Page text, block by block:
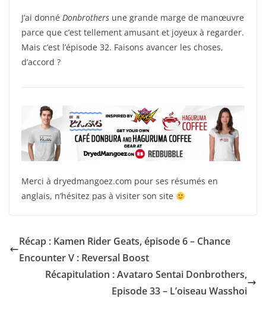
J’ai donné Donbrothers une grande marge de manœuvre
parce que c’est tellement amusant et joyeux à regarder.
Mais c’est l’épisode 32. Faisons avancer les choses,
d’accord ?
Merci à dryedmangoez.com pour ses résumés en
anglais, n’hésitez pas à visiter son site
Récap : Kamen Rider Geats, épisode 6 – Chance
Encounter V : Reversal Boost
Récapitulation : Avataro Sentai Donbrothers,
Episode 33 – L’oiseau Wasshoi